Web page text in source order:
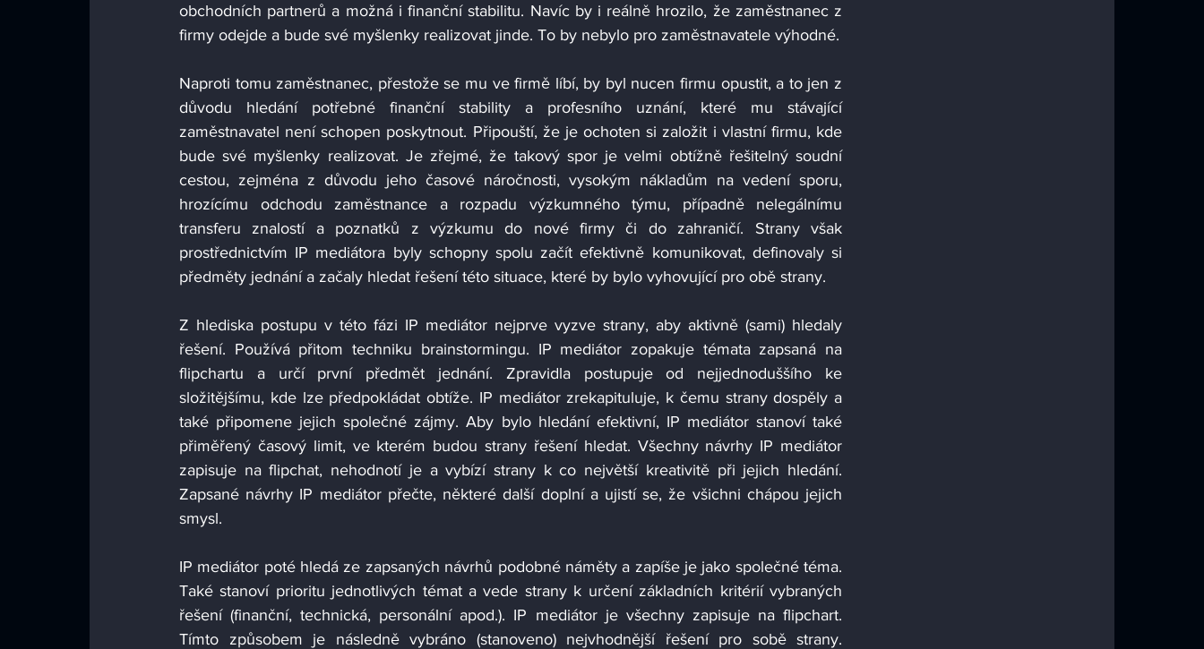
obchodních partnerů a možná i finanční stabilitu. Navíc by i reálně hrozilo, že zaměstnanec z
Naproti tomu zaměstnanec, přestože se mu ve firmě líbí, by byl nucen firmu opustit, a to jen z
důvodu hledání potřebné finanční stability a profesního uznání, které mu stávající
zaměstnavatel není schopen poskytnout. Připouští, že je ochoten si založit i vlastní firmu, kde
bude své myšlenky realizovat. Je zřejmé, že takový spor je velmi obtížně řešitelný soudní
cestou, zejména z důvodu jeho časové náročnosti, vysokým nákladům na vedení sporu,
hrozícímu odchodu zaměstnance a rozpadu výzkumného týmu, případně nelegálnímu
transferu znalostí a poznatků z výzkumu do nové firmy či do zahraničí. Strany však
prostřednictvím IP mediátora byly schopny spolu začít efektivně komunikovat, definovaly si
předměty jednání a začaly hledat řešení této situace, které by bylo vyhovující pro obě strany.
Z hlediska postupu v této fázi IP mediátor nejprve vyzve strany, aby aktivně (sami) hledaly
řešení. Používá přitom techniku brainstormingu. IP mediátor zopakuje témata zapsaná na
flipchartu a určí první předmět jednání. Zpravidla postupuje od nejjednoduššího ke
složitějšímu, kde lze předpokládat obtíže. IP mediátor zrekapituluje, k čemu strany dospěly a
také připomene jejich společné zájmy. Aby bylo hledání efektivní, IP mediátor stanoví také
přiměřený časový limit, ve kterém budou strany řešení hledat. Všechny návrhy IP mediátor
zapisuje na flipchat, nehodnotí je a vybízí strany k co největší kreativitě při jejich hledání.
Zapsané návrhy IP mediátor přečte, některé další doplní a ujistí se, že všichni chápou jejich
smysl.
IP mediátor poté hledá ze zapsaných návrhů podobné náměty a zapíše je jako společné téma.
Také stanoví prioritu jednotlivých témat a vede strany k určení základních kritérií vybraných
řešení (finanční, technická, personální apod.). IP mediátor je všechny zapisuje na flipchart.
Tímto způsobem je následně vybráno (stanoveno) nejvhodnější řešení pro sobě strany.